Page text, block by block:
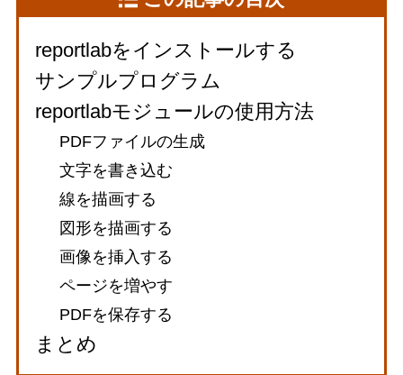
reportlabをインストールする
サンプルプログラム
reportlabモジュールの使用方法
PDFファイルの生成
文字を書き込む
線を描画する
図形を描画する
画像を挿入する
ページを増やす
PDFを保存する
まとめ